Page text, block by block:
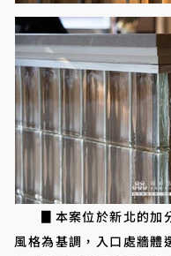
▊本案位於新北的加分
風格為基調，入口處牆